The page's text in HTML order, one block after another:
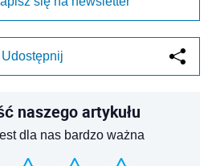
Udostępnij
naszego artykułu
dla nas bardzo ważna